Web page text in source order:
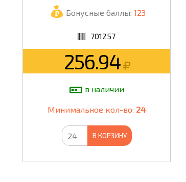
ШКОЛА
Бонусные баллы: 123
701257
256.94
в наличии
Минимальное кол-во: 24
В КОРЗИНУ